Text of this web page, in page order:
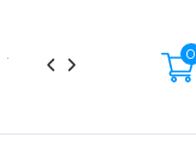
Tin tức Liên hệ 0